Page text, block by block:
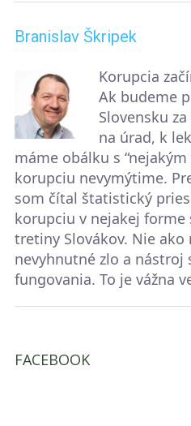
Branislav Škripek
Korupcia
Ak budeme
Slovensku
na úrad, k
máme obálku s
korupciu nevymýtime.
som čítal štatistický
korupciu v nejakej forme
tretiny Slovákov. Nie ako
nevyhnutné zlo a nástroj
fungovania. To je vážna
FACEBOOK